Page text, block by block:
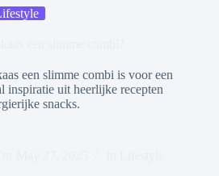
een slimme combi is voor een
inspiratie uit heerlijke recepten
snacks.